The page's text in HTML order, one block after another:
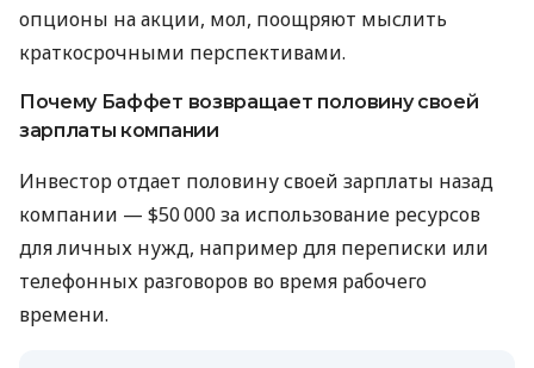
опционы на акции, мол, поощряют мыслить
краткосрочными перспективами.
Почему Баффет возвращает половину своей
зарплаты компании
Инвестор отдает половину своей зарплаты назад
компании — $50 000 за использование ресурсов
для личных нужд, например для переписки или
телефонных разговоров во время рабочего
времени.